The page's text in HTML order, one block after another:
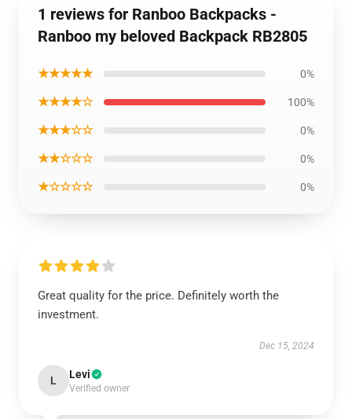
1 reviews for Ranboo Backpacks -
Ranboo my beloved Backpack RB2805
★★★★★ 0%
★★★★☆ 100%
★★★☆☆ 0%
★★☆☆☆ 0%
★☆☆☆☆ 0%
Great quality for the price. Definitely worth the
investment.
Dec 15, 2024
L Levi
Verified owner